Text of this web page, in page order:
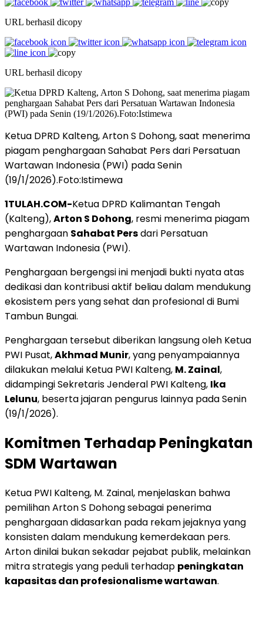
URL berhasil dicopy
URL berhasil dicopy
Ketua DPRD Kalteng, Arton S Dohong, saat menerima
piagam penghargaan Sahabat Pers dari Persatuan
Wartawan Indonesia (PWI) pada Senin
(19/1/2026).Foto:Istimewa
1TULAH.COM-Ketua DPRD Kalimantan Tengah
(Kalteng),Arton S Dohong, resmi menerima piagam
penghargaan Sahabat Persdari Persatuan
Wartawan Indonesia (PWI).
Penghargaan bergengsi ini menjadi bukti nyata atas
dedikasi dan kontribusi aktif beliau dalam mendukung
ekosistem pers yang sehat dan profesional di Bumi
Tambun Bungai.
Penghargaan tersebut diberikan langsung oleh Ketua
PWI Pusat,Akhmad Munir, yang penyampaiannya
dilakukan melalui Ketua PWI Kalteng, M. Zainal,
didampingi Sekretaris Jenderal PWI Kalteng, Ika
Lelunu, beserta jajaran pengurus lainnya pada Senin
(19/1/2026).
Komitmen Terhadap Peningkatan
SDM Wartawan
Ketua PWI Kalteng, M. Zainal, menjelaskan bahwa
pemilihan Arton S Dohong sebagai penerima
penghargaan didasarkan pada rekam jejaknya yang
konsisten dalam mendukung kemerdekaan pers.
Arton dinilai bukan sekadar pejabat publik, melainkan
mitra strategis yang peduli terhadap peningkatan
kapasitas dan profesionalisme wartawan.